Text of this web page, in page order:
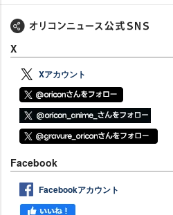
X
Xアカウント
Facebook
Facebookアカウント